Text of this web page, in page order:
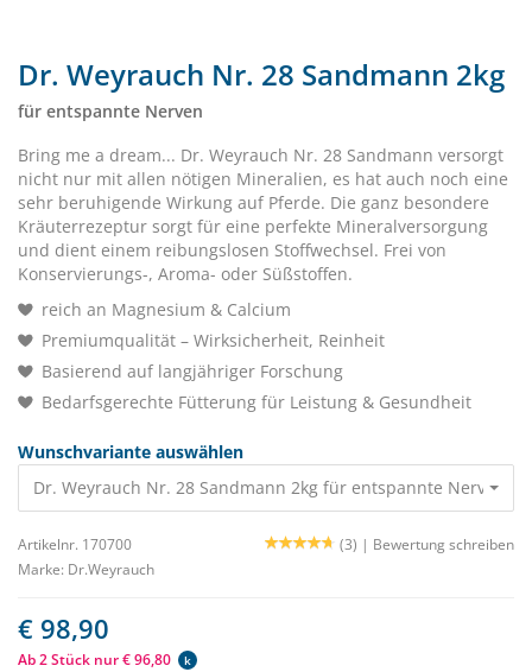
Dr. Weyrauch Nr. 28 Sandmann 2kg
für entspannte Nerven
Bring me a dream... Dr. Weyrauch Nr. 28 Sandmann versorgt
nicht nur mit allen nötigen Mineralien, es hat auch noch eine
sehr beruhigende Wirkung auf Pferde. Die ganz besondere
Kräuterrezeptur sorgt für eine perfekte Mineralversorgung
und dient einem reibungslosen Stoffwechsel. Frei von
Konservierungs-, Aroma- oder Süßstoffen.
reich an Magnesium & Calcium
Premiumqualität – Wirksicherheit, Reinheit
Basierend auf langjähriger Forschung
Bedarfsgerechte Fütterung für Leistung & Gesundheit
Wunschvariante auswählen
Dr. Weyrauch Nr. 28 Sandmann 2kg für entspannte Nerven
Artikelnr. 170700 (3) | Bewertung schreiben
Marke: Dr.Weyrauch
€ 98,90
Ab 2 Stück nur € 96,80 k